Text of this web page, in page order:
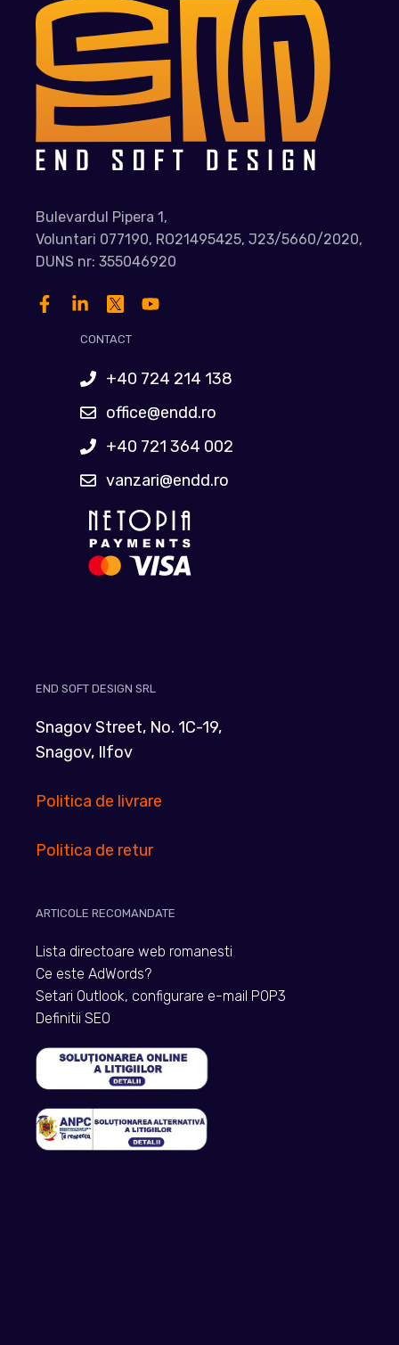
Bulevardul Pipera 1,
Voluntari 077190, RO21495425, J23/5660/2020,
DUNS nr: 355046920
CONTACT
+40 724 214 138
office@endd.ro
+40 721 364 002
vanzari@endd.ro
END SOFT DESIGN SRL
Snagov Street, No. 1C-19,
Snagov, Ilfov
Politica de livrare
Politica de retur
ARTICOLE RECOMANDATE
Lista directoare web romanesti
Ce este AdWords?
Setari Outlook, configurare e-mail POP3
Definitii SEO